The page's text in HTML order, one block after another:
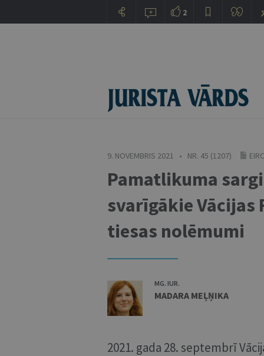
9. NOVEMBRIS 2021 • NR. 45 (1207)
Pamatlikuma
svarīgākie Vācijas
tiesas nolēmumi
MG. IUR.
MADARA MEĻŅIKA
2021. gada 28. septembrī
2